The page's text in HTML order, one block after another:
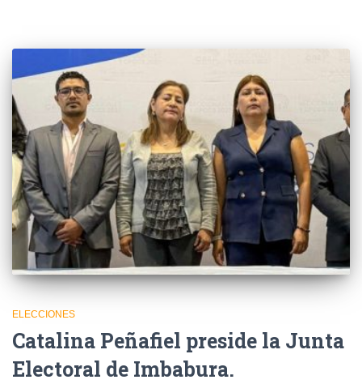
ELECCIONES
Catalina Peñafiel preside la Junta
Electoral de Imbabura.